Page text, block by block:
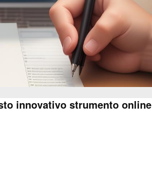
innovativo strumento online